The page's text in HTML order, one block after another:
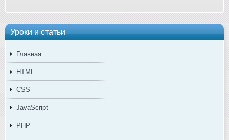
Уроки и статьи
Главная
HTML
CSS
JavaScript
PHP